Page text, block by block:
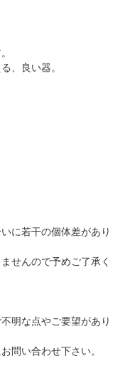
、良い器。
に若干の個体差があり
せんので予めご了承く
明な点やご要望があり
問い合わせ下さい。